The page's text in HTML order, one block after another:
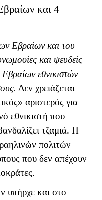
και 4
Εβραίων και του
και ψευδείς
εθνικιστών
Δεν χρειάζεται
αριστερός για
εθνικιστή που
τζαμιά. Η
πολιτών
που δεν απέχουν
υπήρχε και στο